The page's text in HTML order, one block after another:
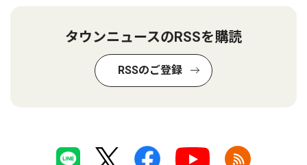
タウンニュースのRSSを購読
RSSのご登録